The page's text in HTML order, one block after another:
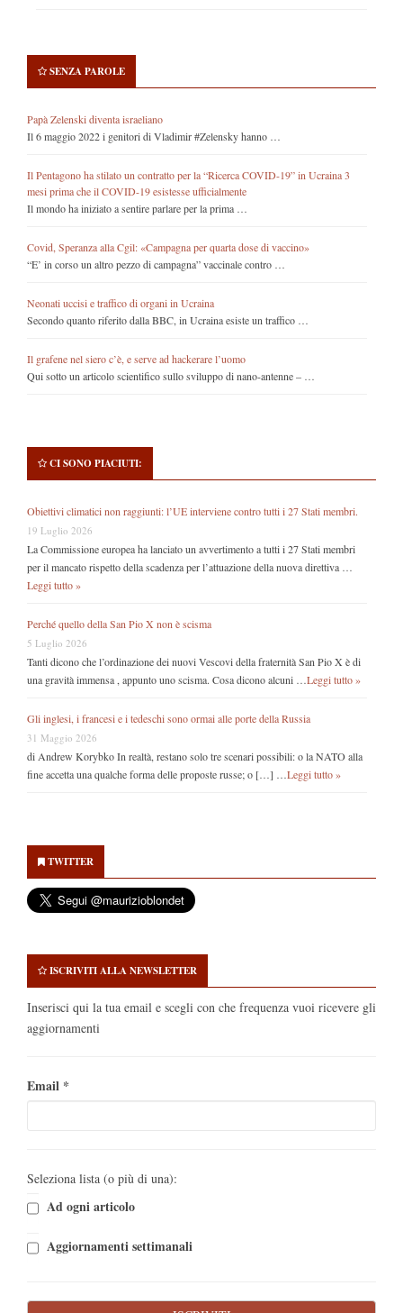
SENZA PAROLE
Papà Zelenski diventa israeliano
Il 6 maggio 2022 i genitori di Vladimir #Zelensky hanno …
Il Pentagono ha stilato un contratto per la “Ricerca COVID-19” in Ucraina 3
mesi prima che il COVID-19 esistesse ufficialmente
Il mondo ha iniziato a sentire parlare per la prima …
Covid, Speranza alla Cgil: «Campagna per quarta dose di vaccino»
“E’ in corso un altro pezzo di campagna” vaccinale contro …
Neonati uccisi e traffico di organi in Ucraina
Secondo quanto riferito dalla BBC, in Ucraina esiste un traffico …
Il grafene nel siero c’è, e serve ad hackerare l’uomo
Qui sotto un articolo scientifico sullo sviluppo di nano-antenne – …
CI SONO PIACIUTI:
Obiettivi climatici non raggiunti: l’UE interviene contro tutti i 27 Stati membri.
19 Luglio 2026
La Commissione europea ha lanciato un avvertimento a tutti i 27 Stati membri
per il mancato rispetto della scadenza per l’attuazione della nuova direttiva …
Leggi tutto »
Perché quello della San Pio X non è scisma
5 Luglio 2026
Tanti dicono che l’ordinazione dei nuovi Vescovi della fraternità San Pio X è di
una gravità immensa , appunto uno scisma. Cosa dicono alcuni … Leggi tutto »
Gli inglesi, i francesi e i tedeschi sono ormai alle porte della Russia
31 Maggio 2026
di Andrew Korybko In realtà, restano solo tre scenari possibili: o la NATO alla
fine accetta una qualche forma delle proposte russe; o […] … Leggi tutto »
Sidebar
TWITTER
ISCRIVITI ALLA NEWSLETTER
Inserisci qui la tua email e scegli con che frequenza vuoi ricevere gli
aggiornamenti
Email *
Seleziona lista (o più di una):
Ad ogni articolo
Aggiornamenti settimanali